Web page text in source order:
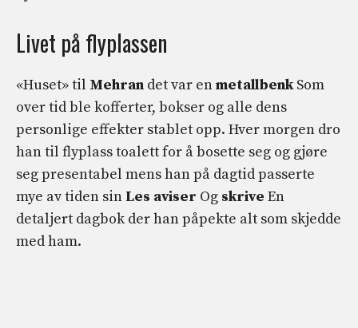
Livet på flyplassen
«Huset» til Mehran det var enmetallbenkSom
over tid ble kofferter, bokser og alle dens
personlige effekter stablet opp. Hver morgen dro
han til flyplass toalett for å bosette seg og gjøre
seg presentabel mens han på dagtid passerte
mye av tiden sin Les aviser Og skrive En
detaljert dagbok der han påpekte alt som skjedde
med ham.